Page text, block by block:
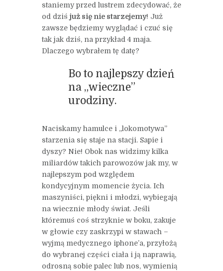
staniemy przed lustrem zdecydować, że
od dziś już się nie starzejemy! Już
zawsze będziemy wyglądać i czuć się
tak jak dziś, na przykład 4 maja.
Dlaczego wybrałem tę datę?
Bo to najlepszy dzień
na „wieczne”
urodziny.
Naciskamy hamulce i „lokomotywa”
starzenia się staje na stacji. Sapie i
dyszy? Nie! Obok nas widzimy kilka
miliardów takich parowozów jak my, w
najlepszym pod względem
kondycyjnym momencie życia. Ich
maszyniści, piękni i młodzi, wybiegają
na wiecznie młody świat. Jeśli
któremuś coś strzyknie w boku, zakuje
w głowie czy zaskrzypi w stawach –
wyjmą medycznego iphone’a, przyłożą
do wybranej części ciała i ją naprawią,
odrosną sobie palec lub nos, wymienią